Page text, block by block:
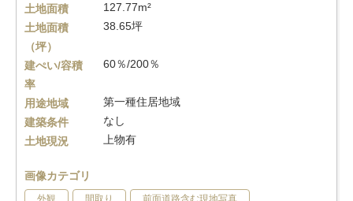
土地面積
127.77m²
土地面積
（坪）
38.65坪
建ぺい/容積
率
60％/200％
用途地域
第一種住居地域
建築条件
なし
土地現況
上物有
画像カテゴリ
外観 間取り 前面道路含む現地写真